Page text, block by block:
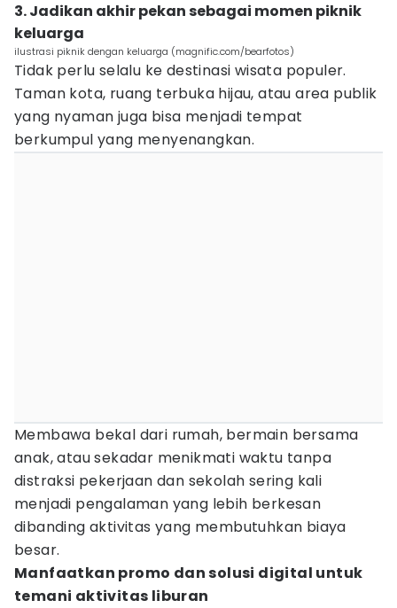
3. Jadikan akhir pekan sebagai momen piknik
keluarga
ilustrasi piknik dengan keluarga (magnific.com/bearfotos)
Tidak perlu selalu ke destinasi wisata populer.
Taman kota, ruang terbuka hijau, atau area publik
yang nyaman juga bisa menjadi tempat
berkumpul yang menyenangkan.
Membawa bekal dari rumah, bermain bersama
anak, atau sekadar menikmati waktu tanpa
distraksi pekerjaan dan sekolah sering kali
menjadi pengalaman yang lebih berkesan
dibanding aktivitas yang membutuhkan biaya
besar.
Manfaatkan promo dan solusi digital untuk
temani aktivitas liburan